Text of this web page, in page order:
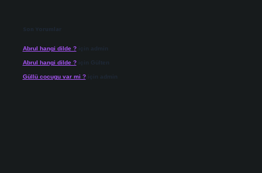
Son Yorumlar
Abrul hangi dilde ?için admin
Abrul hangi dilde ?için Gülten
Güllü cocugu var mi ?için admin